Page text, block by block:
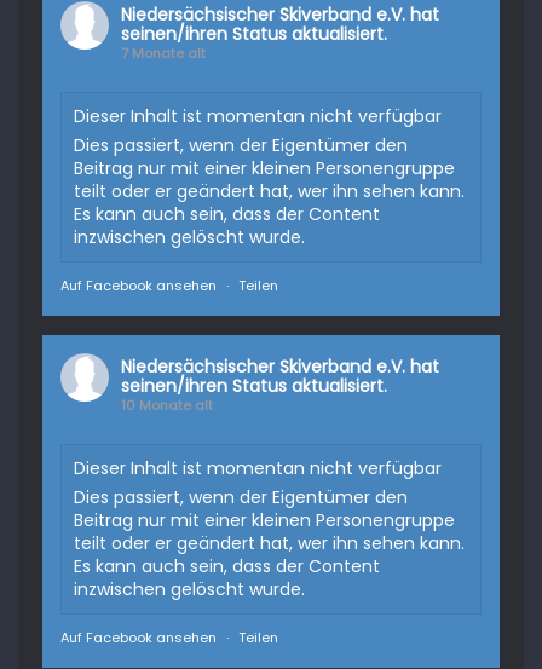
Niedersächsischer Skiverband e.V. hat
seinen/ihren Status aktualisiert.
7 Monate alt
Dieser Inhalt ist momentan nicht verfügbar
Dies passiert, wenn der Eigentümer den
Beitrag nur mit einer kleinen Personengruppe
teilt oder er geändert hat, wer ihn sehen kann.
Es kann auch sein, dass der Content
inzwischen gelöscht wurde.
Auf Facebook ansehen · Teilen
Niedersächsischer Skiverband e.V. hat
seinen/ihren Status aktualisiert.
10 Monate alt
Dieser Inhalt ist momentan nicht verfügbar
Dies passiert, wenn der Eigentümer den
Beitrag nur mit einer kleinen Personengruppe
teilt oder er geändert hat, wer ihn sehen kann.
Es kann auch sein, dass der Content
inzwischen gelöscht wurde.
Auf Facebook ansehen · Teilen